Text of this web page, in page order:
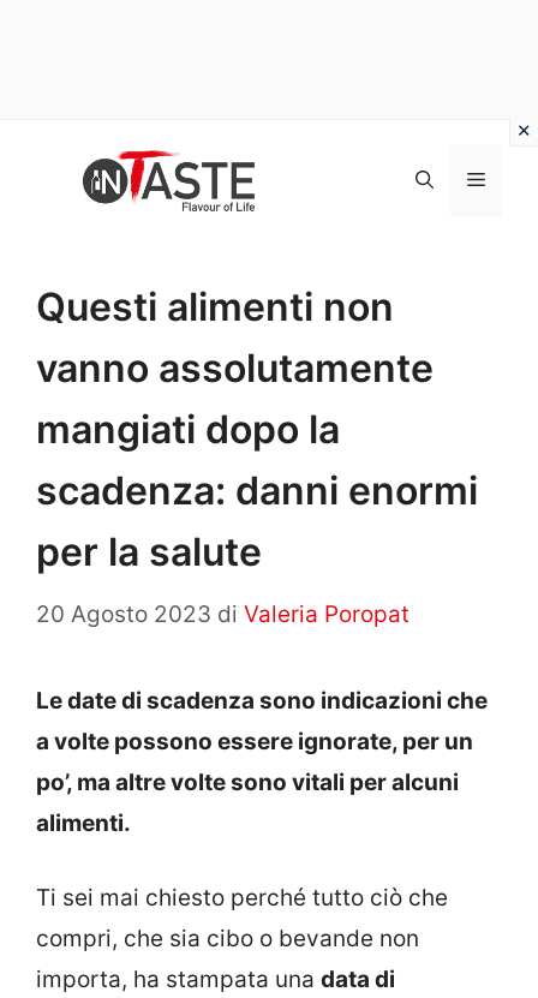
Menu
Questi alimenti non
vanno assolutamente
mangiati dopo la
scadenza: danni enormi
per la salute
20 Agosto 2023 di Valeria Poropat
Le date di scadenza sono indicazioni che
a volte possono essere ignorate, per un
po’, ma altre volte sono vitali per alcuni
alimenti.
Ti sei mai chiesto perché tutto ciò che
compri, che sia cibo o bevande non
importa, ha stampata una data di